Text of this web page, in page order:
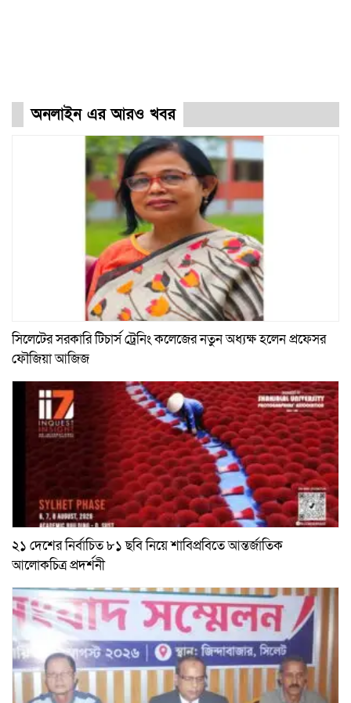
অনলাইন এর আরও খবর
সিলেটের সরকারি টিচার্স ট্রেনিং কলেজের নতুন অধ্যক্ষ হলেন প্রফেসর
ফৌজিয়া আজিজ
২১ দেশের নির্বাচিত ৮১ ছবি নিয়ে শাবিপ্রবিতে আন্তর্জাতিক
আলোকচিত্র প্রদর্শনী